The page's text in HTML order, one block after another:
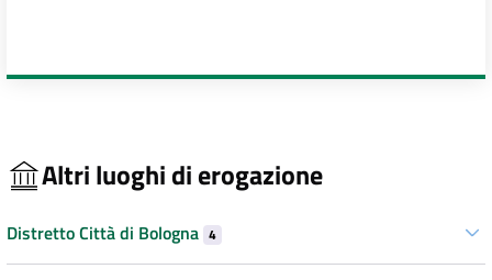
Altri luoghi di erogazione
Distretto Città di Bologna 4